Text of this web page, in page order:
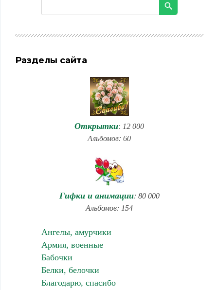
Разделы сайта
Открытки: 12 000
Альбомов: 60
Гифки и анимации: 80 000
Альбомов: 154
Ангелы, амурчики
Армия, военные
Бабочки
Белки, белочки
Благодарю, спасибо